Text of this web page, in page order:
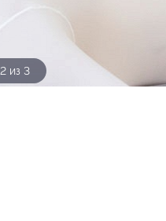
3 из 3